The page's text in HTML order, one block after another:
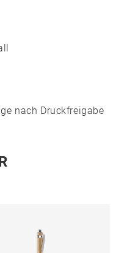
nach Druckfreigabe